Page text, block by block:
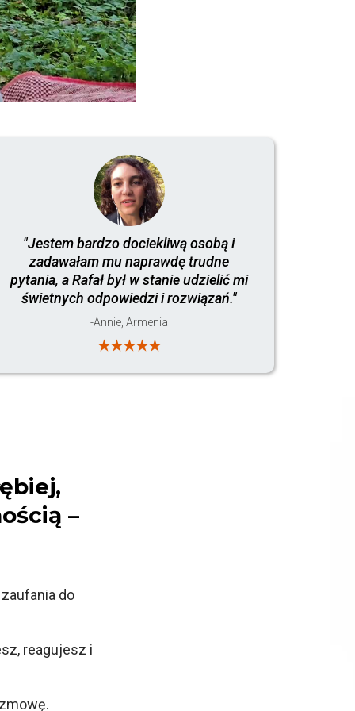
"Jestem bardzo dociekliwą osobą i
zadawałam mu naprawdę trudne
pytania, a Rafał był w stanie udzielić mi
świetnych odpowiedzi i rozwiązań."
-Annie, Armenia
★★★★★
–
do
reagujesz i